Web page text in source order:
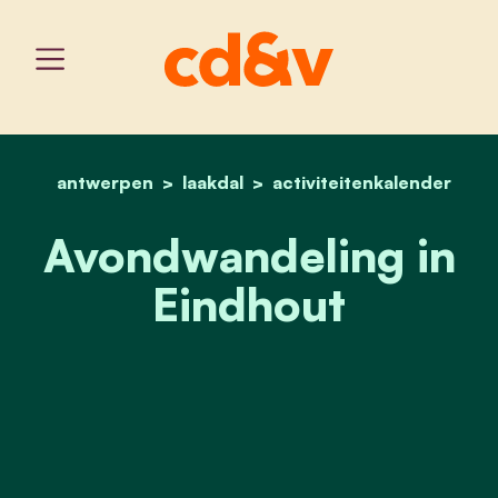
home
antwerpen laakdal activiteitenkalender
avondwandeling in
Avondwandeling in
Eindhout